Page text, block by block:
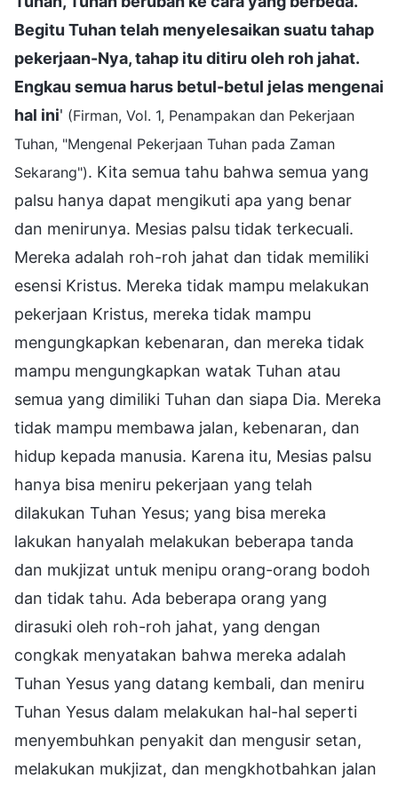
Begitu Tuhan telah menyelesaikan suatu tahap
pekerjaan-Nya, tahap itu ditiru oleh roh jahat.
Engkau semua harus betul-betul jelas mengenai
hal ini' (Firman, Vol. 1, Penampakan dan Pekerjaan
Tuhan, "Mengenal Pekerjaan Tuhan pada Zaman
Sekarang"). Kita semua tahu bahwa semua yang
palsu hanya dapat mengikuti apa yang benar
dan menirunya. Mesias palsu tidak terkecuali.
Mereka adalah roh-roh jahat dan tidak memiliki
esensi Kristus. Mereka tidak mampu melakukan
pekerjaan Kristus, mereka tidak mampu
mengungkapkan kebenaran, dan mereka tidak
mampu mengungkapkan watak Tuhan atau
semua yang dimiliki Tuhan dan siapa Dia. Mereka
tidak mampu membawa jalan, kebenaran, dan
hidup kepada manusia. Karena itu, Mesias palsu
hanya bisa meniru pekerjaan yang telah
dilakukan Tuhan Yesus; yang bisa mereka
lakukan hanyalah melakukan beberapa tanda
dan mukjizat untuk menipu orang-orang bodoh
dan tidak tahu. Ada beberapa orang yang
dirasuki oleh roh-roh jahat, yang dengan
congkak menyatakan bahwa mereka adalah
Tuhan Yesus yang datang kembali, dan meniru
Tuhan Yesus dalam melakukan hal-hal seperti
menyembuhkan penyakit dan mengusir setan,
melakukan mukjizat, dan mengkhotbahkan jalan